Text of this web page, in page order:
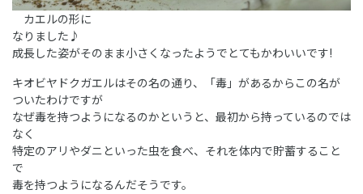
カエルの形に
なりました♪
成長した姿がそのまま小さくなったようでとてもかわいいです!
キオビヤドクガエルはその名の通り、「毒」があるからこの名が
ついたわけですが
なぜ毒を持つようになるのかというと、最初から持っているのでは
なく
特定のアリやダニといった虫を食べ、それを体内で貯蓄すること
で
毒を持つようになるんだそうです。